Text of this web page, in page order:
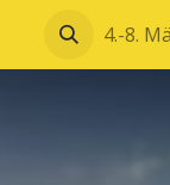
Blätterkatalog4.-8.